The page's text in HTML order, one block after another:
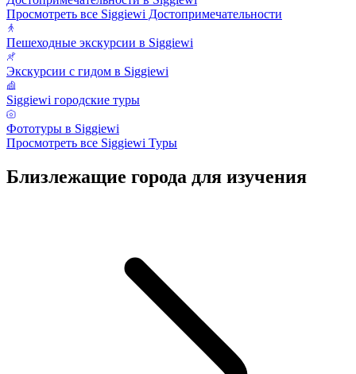
Просмотреть все Siggiewi Достопримечательности
Пешеходные экскурсии в Siggiewi
Экскурсии с гидом в Siggiewi
Siggiewi городские туры
Фототуры в Siggiewi
Просмотреть все Siggiewi Туры
Близлежащие города для изучения